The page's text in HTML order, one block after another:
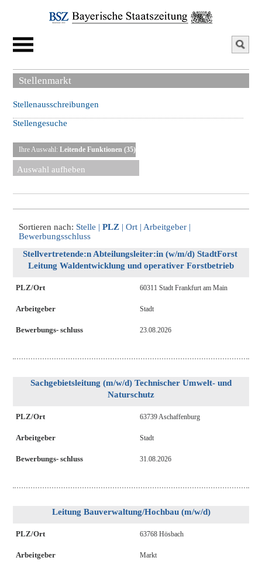
Stellenmarkt
Stellenausschreibungen
Stellengesuche
Ihre Auswahl:Leitende Funktionen (35)
Auswahl aufheben
Sortieren nach: Stelle |PLZ |Ort | Arbeitgeber |
Bewerbungsschluss
Stellvertretende:n Abteilungsleiter:in (w/m/d) StadtForst 
Leitung Waldentwicklung und operativer Forstbetrieb
PLZ/Ort
Arbeitgeber
Bewerbungs- schluss
60311 Stadt Frankfurt am Main
Stadt
23.08.2026
Sachgebietsleitung (m/w/d) Technischer Umwelt- und
Naturschutz
PLZ/Ort
Arbeitgeber
Bewerbungs- schluss
63739 Aschaffenburg
Stadt
31.08.2026
Leitung Bauverwaltung/Hochbau (m/w/d)
PLZ/Ort
Arbeitgeber
63768 Hösbach
Markt